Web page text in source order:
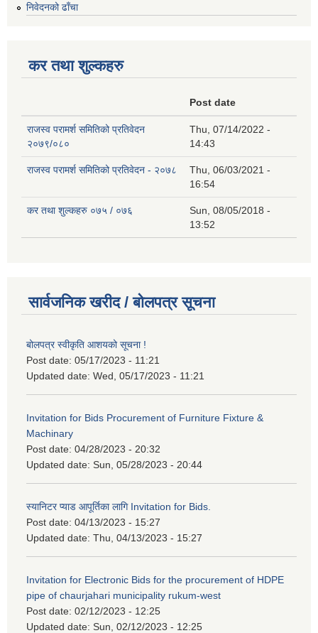
निवेदनको ढाँचा
कर तथा शुल्कहरु
Post date
राजस्व परामर्श समितिको प्रतिवेदन
२०७९/०८०
Thu, 07/14/2022 -
14:43
राजस्व परामर्श समितिको प्रतिवेदन - २०७८
Thu, 06/03/2021 -
16:54
कर तथा शुल्कहरु ०७५ / ०७६
Sun, 08/05/2018 -
13:52
सार्वजनिक खरीद / बोलपत्र सूचना
बोलपत्र स्वीकृति आशयको सूचना !
Post date: 05/17/2023 - 11:21
Updated date: Wed, 05/17/2023 - 11:21
Invitation for Bids Procurement of Furniture Fixture &
Machinary
Post date: 04/28/2023 - 20:32
Updated date: Sun, 05/28/2023 - 20:44
स्यानिटर प्याड आपूर्तिका लागि Invitation for Bids.
Post date: 04/13/2023 - 15:27
Updated date: Thu, 04/13/2023 - 15:27
Invitation for Electronic Bids for the procurement of HDPE
pipe of chaurjahari municipality rukum-west
Post date: 02/12/2023 - 12:25
Updated date: Sun, 02/12/2023 - 12:25